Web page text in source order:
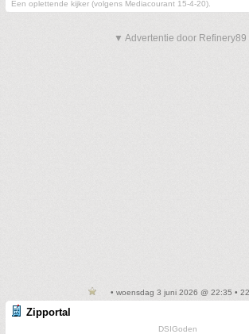
Een oplettende kijker (volgens Mediacourant 15-4-20).
▼ Advertentie door Refinery89
• woensdag 3 juni 2026 @ 22:35 •
Zipportal
DSIGoden